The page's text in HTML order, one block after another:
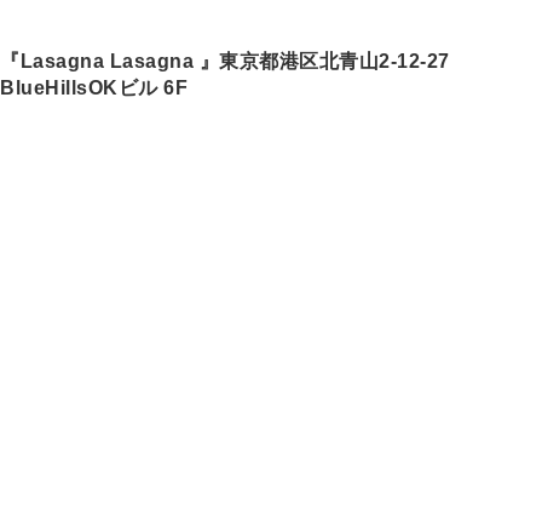
『Lasagna Lasagna 』東京都港区北青山2-12-27
BlueHillsOKビル 6F